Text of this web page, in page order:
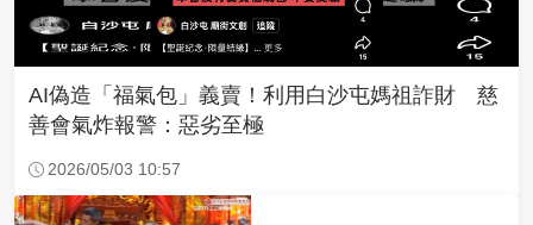
AI偽造「福氣包」義賣！利用白沙屯媽祖詐財 慈
善會氣炸報警：惡劣至極
2026/05/03 10:57